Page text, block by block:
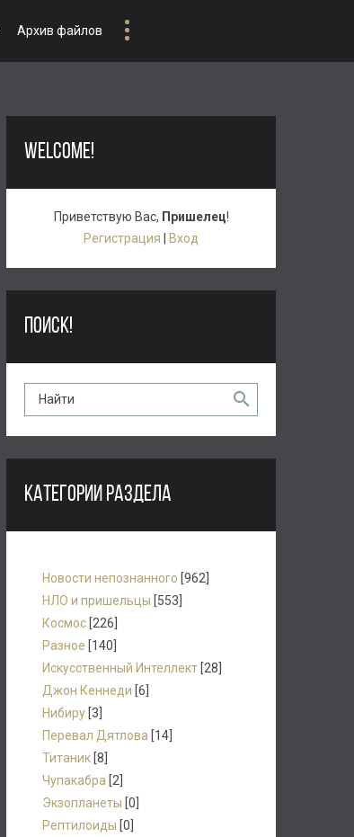
Архив файлов
WELCOME!
Приветствую Вас, Пришелец!
Регистрация
Вход
ПОИСК!
КАТЕГОРИИ РАЗДЕЛА
Новости непознанного [962]
НЛО и пришельцы [553]
Космос [226]
Разное [140]
Искусственный Интеллект [28]
Джон Кеннеди [6]
Нибиру [3]
Перевал Дятлова [14]
Титаник [8]
Чупакабра [2]
Экзопланеты [0]
Рептилоиды [0]